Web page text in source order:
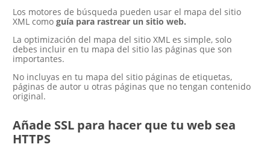
Los motores de búsqueda pueden usar el mapa del sitio
XML como guía para rastrear un sitio web.
La optimización del mapa del sitio XML es simple, solo
debes incluir en tu mapa del sitio las páginas que son
importantes.
No incluyas en tu mapa del sitio páginas de etiquetas,
páginas de autor u otras páginas que no tengan contenido
original.
Añade SSL para hacer que tu web sea
HTTPS